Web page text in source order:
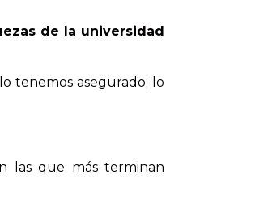
de la universidad
tenemos asegurado; lo
las que más terminan